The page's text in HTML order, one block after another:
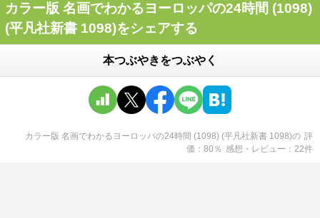
カラー版 名画でわかるヨーロッパの24時間 (1098)
(平凡社新書 1098)をシェアする
本つぶやきをつぶやく
カラー版 名画でわかるヨーロッパの24時間 (1098) (平凡社新書 1098)の 評
価
80 ％ 感想・レビュー 22件